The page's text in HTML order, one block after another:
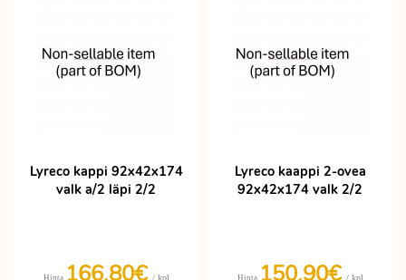
Lyreco kappi 92x42x174
valk a/2 läpi 2/2
Hinta 166,80€ / kpl
Lyreco kaappi 2-ovea
92x42x174 valk 2/2
Hinta 150,90€ / kpl